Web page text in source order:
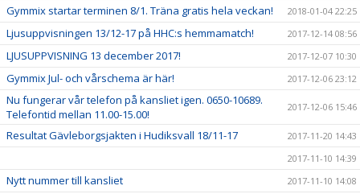
Gymmix startar terminen 8/1. Träna gratis hela veckan! 2018-01-04 22:25
Ljusuppvisningen 13/12-17 på HHC:s hemmamatch! 2017-12-14 08:56
LJUSUPPVISNING 13 december 2017! 2017-12-07 10:30
Gymmix Jul- och vårschema är här! 2017-12-06 23:12
Nu fungerar vår telefon på kansliet igen. 0650-10689.
Telefontid mellan 11.00-15.00!
2017-12-06 15:46
Resultat Gävleborgsjakten i Hudiksvall 18/11-17
2017-11-20 14:43
2017-11-10 14:39
Nytt nummer till kansliet 2017-11-10 14:08